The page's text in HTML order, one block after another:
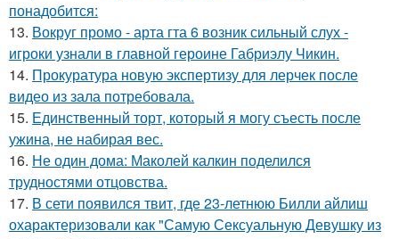
понадобится:
13. Вокруг промо - арта гта 6 возник сильный слух -
игроки узнали в главной героине Габриэлу Чикин.
14. Прокуратура новую экспертизу для лерчек после
видео из зала потребовала.
15. Единственный торт, который я могу съесть после
ужина, не набирая вес.
16. Не один дома: Маколей калкин поделился
трудностями отцовства.
17. В сети появился твит, где 23-летнюю Билли айлиш
охарактеризовали как "Самую Сексуальную Девушку из